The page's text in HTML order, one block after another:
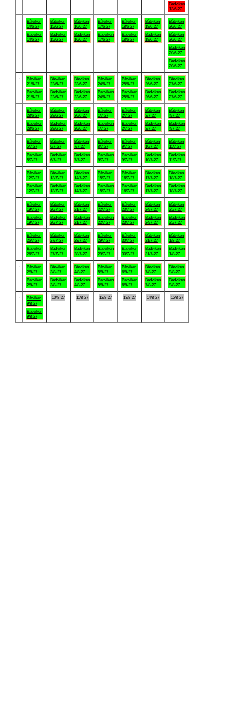
Badviken
13/6-27
Båtviken
14/6-27
Badviken
14/6-27
Båtviken
15/6-27
Badviken
15/6-27
Båtviken
16/6-27
Badviken
16/6-27
Båtviken
17/6-27
Badviken
17/6-27
Båtviken
18/6-27
Badviken
18/6-27
Båtviken
19/6-27
Badviken
19/6-27
Båtviken
20/6-27
Båtviken
20/6-27
Badviken
20/6-27
Badviken
20/6-27
Båtviken
21/6-27
Badviken
21/6-27
Båtviken
22/6-27
Badviken
22/6-27
Båtviken
23/6-27
Badviken
23/6-27
Båtviken
24/6-27
Badviken
24/6-27
Båtviken
25/6-27
Badviken
25/6-27
Båtviken
26/6-27
Badviken
26/6-27
Båtviken
27/6-27
Badviken
27/6-27
Båtviken
28/6-27
Badviken
28/6-27
Båtviken
29/6-27
Badviken
29/6-27
Båtviken
30/6-27
Badviken
30/6-27
Båtviken
1/7-27
Badviken
1/7-27
Båtviken
2/7-27
Badviken
2/7-27
Båtviken
3/7-27
Badviken
3/7-27
Båtviken
4/7-27
Badviken
4/7-27
Båtviken
5/7-27
Badviken
5/7-27
Båtviken
6/7-27
Badviken
6/7-27
Båtviken
7/7-27
Badviken
7/7-27
Båtviken
8/7-27
Badviken
8/7-27
Båtviken
9/7-27
Badviken
9/7-27
Båtviken
10/7-27
Badviken
10/7-27
Båtviken
11/7-27
Badviken
11/7-27
Båtviken
12/7-27
Badviken
12/7-27
Båtviken
13/7-27
Badviken
13/7-27
Båtviken
14/7-27
Badviken
14/7-27
Båtviken
15/7-27
Badviken
15/7-27
Båtviken
16/7-27
Badviken
16/7-27
Båtviken
17/7-27
Badviken
17/7-27
Båtviken
18/7-27
Badviken
18/7-27
Båtviken
19/7-27
Badviken
19/7-27
Båtviken
20/7-27
Badviken
20/7-27
Båtviken
21/7-27
Badviken
21/7-27
Båtviken
22/7-27
Badviken
22/7-27
Båtviken
23/7-27
Badviken
23/7-27
Båtviken
24/7-27
Badviken
24/7-27
Båtviken
25/7-27
Badviken
25/7-27
Båtviken
26/7-27
Badviken
26/7-27
Båtviken
27/7-27
Badviken
27/7-27
Båtviken
28/7-27
Badviken
28/7-27
Båtviken
29/7-27
Badviken
29/7-27
Båtviken
30/7-27
Badviken
30/7-27
Båtviken
31/7-27
Badviken
31/7-27
Båtviken
1/8-27
Badviken
1/8-27
Båtviken
2/8-27
Badviken
2/8-27
Båtviken
3/8-27
Badviken
3/8-27
Båtviken
4/8-27
Badviken
4/8-27
Båtviken
5/8-27
Badviken
5/8-27
Båtviken
6/8-27
Badviken
6/8-27
Båtviken
7/8-27
Badviken
7/8-27
Båtviken
8/8-27
Badviken
8/8-27
Båtviken
9/8-27
Badviken
9/8-27
10/8-27 11/8-27 12/8-27 13/8-27 14/8-27 15/8-27